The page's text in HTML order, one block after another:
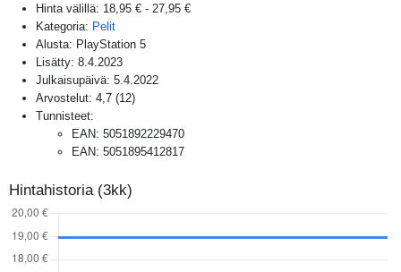
Hinta välillä: 18,95 € - 27,95 €
Kategoria: Pelit
Alusta: PlayStation 5
Lisätty: 8.4.2023
Julkaisupäivä: 5.4.2022
Arvostelut: 4,7 (12)
Tunnisteet:
EAN: 5051892229470
EAN: 5051895412817
Hintahistoria (3kk)